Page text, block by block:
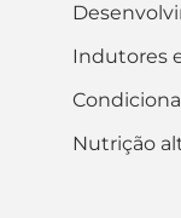
Indutores
Nutrição